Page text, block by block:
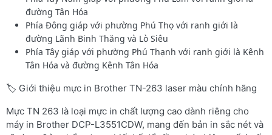
đường Tân Hóa
Phía Đông giáp với phường Phú Thọ với ranh giới là
đường Lãnh Binh Thăng và Lò Siêu
Phía Tây giáp với phường Phú Thạnh với ranh giới là Kênh
Tân Hóa và đường Kênh Tân Hóa
🏷️ Giới thiệu mực in Brother TN-263 laser màu chính hãng
Mực TN 263 là loại mực in chất lượng cao dành riêng cho
máy in Brother DCP-L3551CDW, mang đến bản in sắc nét và